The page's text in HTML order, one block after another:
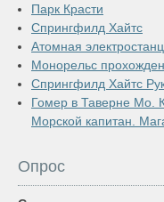
Парк Красти
Спрингфилд Хайтс
Атомная
Монорельс
Спрингфилд Хайтс
Гомер в Таверне Мо.
Морской капитан.
Опрос